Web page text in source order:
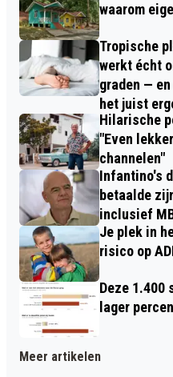
waarom
Tropische
werkt écht
graden —
het juist
Hilarische
"Even
channelen"
Infantino's
betaalde
inclusief
Je plek in
risico op
Deze 1.400
lager
Meer artikelen